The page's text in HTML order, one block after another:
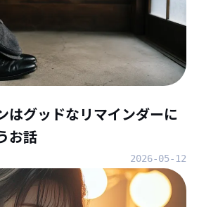
はグッドなリマインダーに
お話
2026-05-12